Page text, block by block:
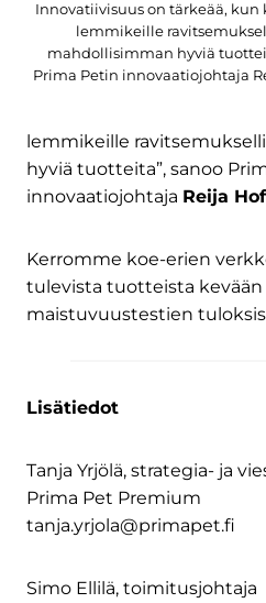
Innovatiivisuus on tärkeää,
lemmikeille
mahdollisimman hyviä
Prima Petin innovaatiojohtaja
lemmikeille
hyviä tuotteita”, sanoo
innovaatiojohtaja Reija
Kerromme koe-erien
tulevista tuotteista kevään
maistuvuustestien
Lisätiedot
Tanja Yrjölä, strategia- ja
Prima Pet Premium
tanja.yrjola@primapet.fi
Simo Ellilä, toimitusjohtaja